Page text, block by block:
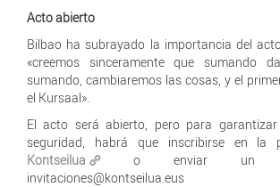
Acto abierto
Bilbao ha subrayado la importancia del
«creemos sinceramente que sumando
sumando, cambiaremos las cosas, y el
el Kursaal».
El acto será abierto, pero para
seguridad, habrá que inscribirse en la
Kontseilua
o enviar un
invitaciones@kontseilua.eus